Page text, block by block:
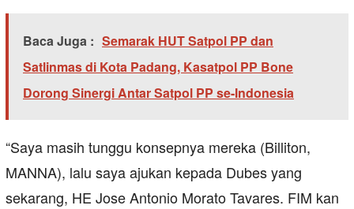
Baca Juga : Semarak HUT Satpol PP dan
Satlinmas di Kota Padang, Kasatpol PP Bone
Dorong Sinergi Antar Satpol PP se-Indonesia
“Saya masih tunggu konsepnya mereka (Billiton,
MANNA), lalu saya ajukan kepada Dubes yang
sekarang, HE Jose Antonio Morato Tavares. FIM kan